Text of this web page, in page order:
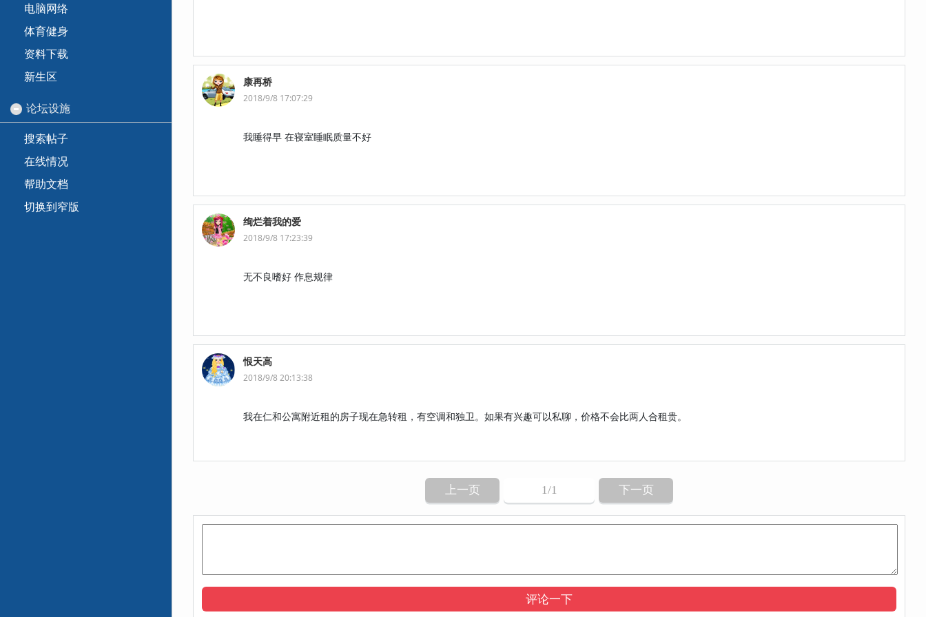
电脑网络
体育健身
资料下载
新生区
论坛设施
搜索帖子
在线情况
帮助文档
切换到窄版
康再桥
2018/9/8 17:07:29
我睡得早 在寝室睡眠质量不好
绚烂着我的爱
2018/9/8 17:23:39
无不良嗜好 作息规律
恨天高
2018/9/8 20:13:38
我在仁和公寓附近租的房子现在急转租，有空调和独卫。如果有兴趣可以私聊，价格不会比两人合租贵。
上一页 1/1 下一页